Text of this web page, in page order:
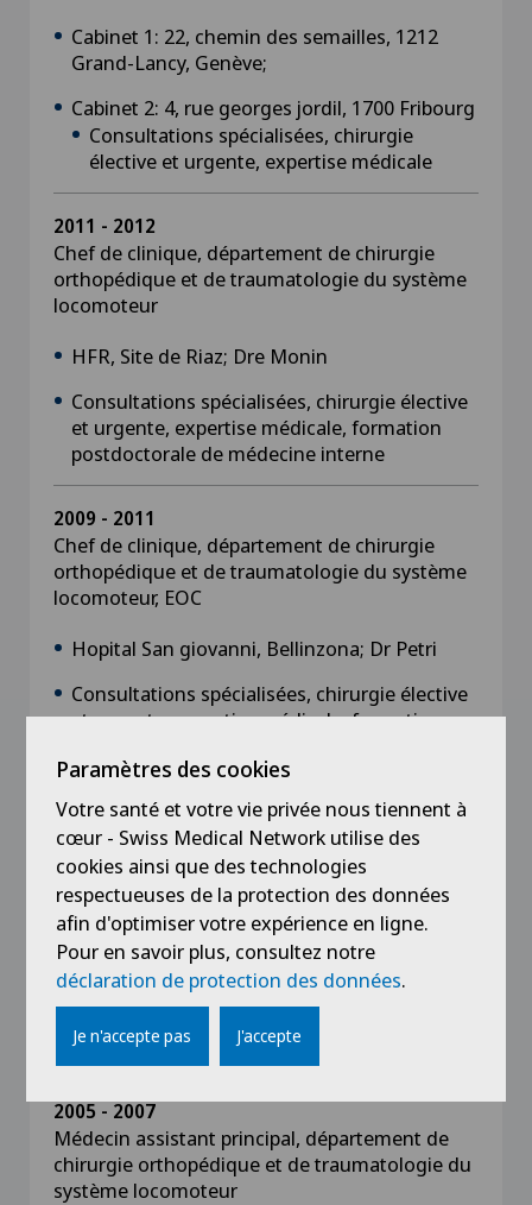
Cabinet 1: 22, chemin des semailles, 1212
Grand-Lancy, Genève;
Cabinet 2: 4, rue georges jordil, 1700 Fribourg
Consultations spécialisées, chirurgie
élective et urgente, expertise médicale
2011 - 2012
Chef de clinique, département de chirurgie
orthopédique et de traumatologie du système
locomoteur
HFR, Site de Riaz; Dre Monin
Consultations spécialisées, chirurgie élective
et urgente, expertise médicale, formation
postdoctorale de médecine interne
2009 - 2011
Chef de clinique, département de chirurgie
orthopédique et de traumatologie du système
locomoteur, EOC
Hopital San giovanni, Bellinzona; Dr Petri
Consultations spécialisées, chirurgie élective
et urgente, expertise médicale, formation
2007 - 2009
Chef de clinique, département de chirurgie
orthopédique et traumatologie du système
musculo-squelettique,
RSV, CHCVS, Sion
Consultations spécialisées, chirurgie
élective et urgente, expertise médicale,
interne
2005 - 2007
Médecin assistant principal, département de
chirurgie orthopédique et de traumatologie du
système locomoteur
Paramètres des cookies
Votre santé et votre vie privée nous tiennent à
cœur - Swiss Medical Network utilise des
cookies ainsi que des technologies
respectueuses de la protection des données
afin d'optimiser votre expérience en ligne.
Pour en savoir plus, consultez notre
déclaration de protection des données.
Je n'accepte pas J'accepte